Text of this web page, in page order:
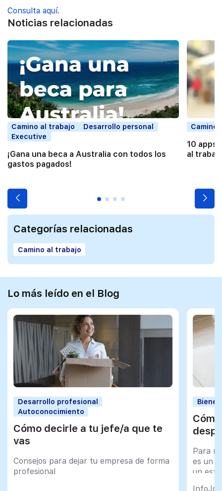
Consulta aquí.
Noticias relacionadas
Camino al trabajo
Desarrollo personal
Executive
¡Gana una beca a Australia con todos los
gastos pagados!
Camino
10 apps
al
Categorías relacionadas
Camino al trabajo
Lo más leído en el Blog
Desarrollo profesional
Autoconocimiento
Cómo decirle a tu jefe/a que te
vas
Consejos para dejar tu empresa de forma
profesional
Para
es un
un